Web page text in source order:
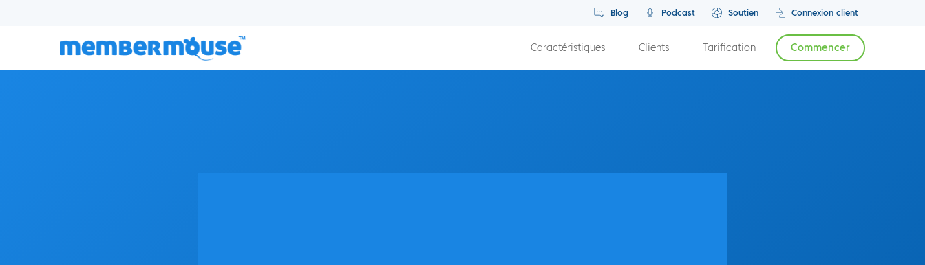
Blog Podcast Soutien Connexion client
Caractéristiques Clients Tarification Commencer